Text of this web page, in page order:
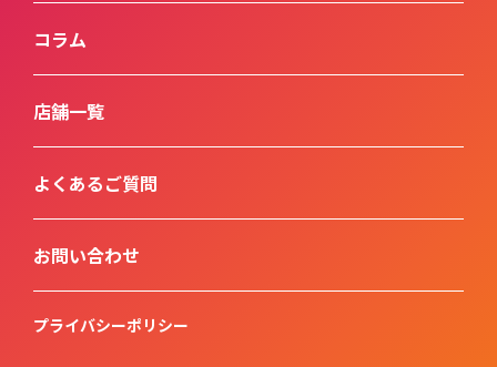
コラム
店舗一覧
よくあるご質問
お問い合わせ
プライバシーポリシー